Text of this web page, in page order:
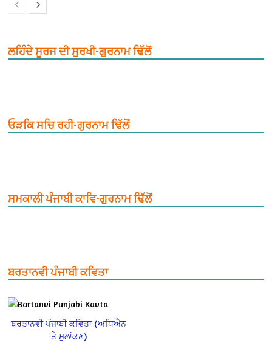
ਲਹਿੰਦੇ ਸੂਰਜ ਦੀ ਸੁਰਖੀ-ਗੁਰਨਾਮ ਢਿੱਲੋਂ
ਓੜਕਿ ਸਚਿ ਰਹੀ-ਗੁਰਨਾਮ ਢਿੱਲੋਂ
ਸਮਕਾਲੀ ਪੰਜਾਬੀ ਕਾਵਿ-ਗੁਰਨਾਮ ਢਿੱਲੋਂ
ਬਰਤਾਨਵੀ ਪੰਜਾਬੀ ਕਵਿਤਾ
ਬਰਤਾਨਵੀ ਪੰਜਾਬੀ ਕਵਿਤਾ (ਅਧਿਐਨ
ਤੇ ਮੁਲਾਂਕਣ)